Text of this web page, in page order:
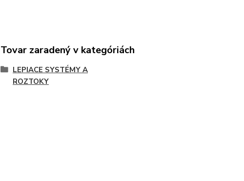
Tovar zaradený v kategóriách
LEPIACE SYSTÉMY A
ROZTOKY